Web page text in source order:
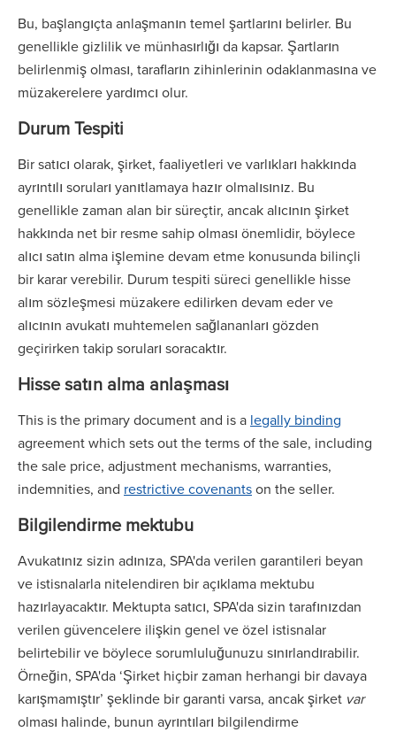
Bu, başlangıçta anlaşmanın temel şartlarını belirler. Bu
genellikle gizlilik ve münhasırlığı da kapsar. Şartların
belirlenmiş olması, tarafların zihinlerinin odaklanmasına ve
müzakerelere yardımcı olur.
Durum Tespiti
Bir satıcı olarak, şirket, faaliyetleri ve varlıkları hakkında
ayrıntılı soruları yanıtlamaya hazır olmalısınız. Bu
genellikle zaman alan bir süreçtir, ancak alıcının şirket
hakkında net bir resme sahip olması önemlidir, böylece
alıcı satın alma işlemine devam etme konusunda bilinçli
bir karar verebilir. Durum tespiti süreci genellikle hisse
alım sözleşmesi müzakere edilirken devam eder ve
alıcının avukatı muhtemelen sağlananları gözden
geçirirken takip soruları soracaktır.
Hisse satın alma anlaşması
This is the primary document and is a legally binding
agreement which sets out the terms of the sale, including
the sale price, adjustment mechanisms, warranties,
indemnities, and restrictive covenantson the seller.
Bilgilendirme mektubu
Avukatınız sizin adınıza, SPA'da verilen garantileri beyan
ve istisnalarla nitelendiren bir açıklama mektubu
hazırlayacaktır. Mektupta satıcı, SPA'da sizin tarafınızdan
verilen güvencelere ilişkin genel ve özel istisnalar
belirtebilir ve böylece sorumluluğunuzu sınırlandırabilir.
Örneğin, SPA'da ‘Şirket hiçbir zaman herhangi bir davaya
karışmamıştır’ şeklinde bir garanti varsa, ancak şirket var
olması halinde, bunun ayrıntıları bilgilendirme